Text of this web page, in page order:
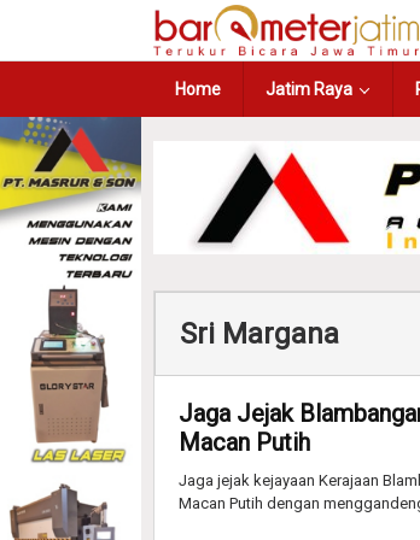
Home Jatim Raya
Sri Margana
Jaga Jejak
Macan Putih
Jaga jejak kejayaan Kerajaan
Macan Putih dengan